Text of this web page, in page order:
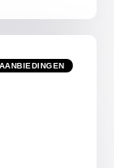
AANBIEDINGEN